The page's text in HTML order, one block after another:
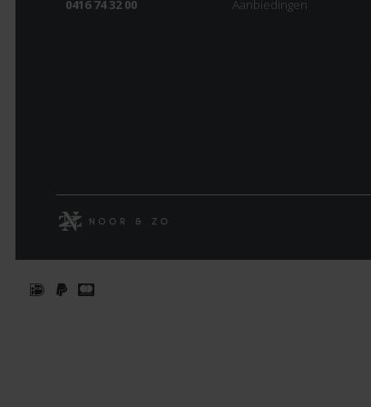
0416 74 32 00
Aanbiedingen